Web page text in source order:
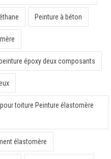
Peinture à béton
époxy deux composants
toiture Peinture élastomère
élastomère